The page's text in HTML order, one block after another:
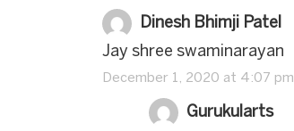
Dinesh Bhimji Patel
Jay shree swaminarayan
December 1, 2020 at 4:07 pm
Gurukularts